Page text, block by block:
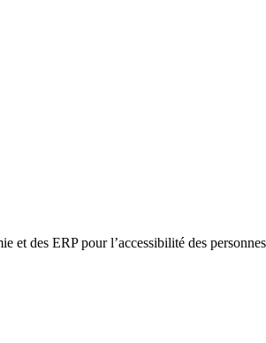
et des ERP pour l’accessibilité des